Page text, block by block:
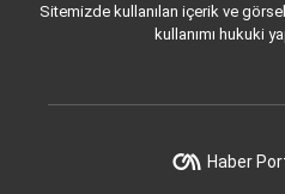
Sitemizde kullanılan içerik ve
kullanımı hukuki
Haber